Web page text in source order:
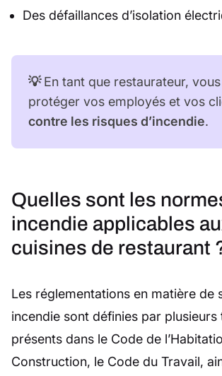
Des défaillances d’isolation
💡En tant que restaurateur,
protéger vos employés et vos
contre les risques d’incendie.
Quelles sont les
incendie applicables
cuisines de restaurant
Les réglementations en matière de
incendie sont définies par
présents dans le Code de
Construction, le Code du Travail,